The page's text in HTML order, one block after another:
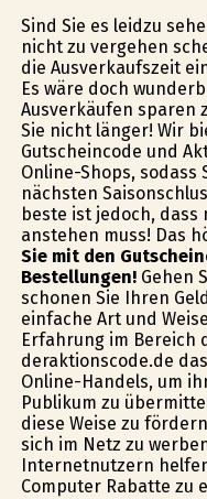
Sind Sie es leidzu
nicht zu vergehen
die Ausverkaufszeit
Es wäre doch
Ausverkäufen sparen
Sie nicht länger! Wir
Gutscheincode und
Online-Shops, sodass
nächsten
beste ist jedoch,
anstehen muss! Das
Sie mit den
Bestellungen!Gehen
schonen Sie Ihren
einfache Art und
Erfahrung im Bereich
deraktionscode.de
Online-Handels, um
Publikum zu
diese Weise zu
sich im Netz zu
Internetnutzern
Computer Rabatte zu